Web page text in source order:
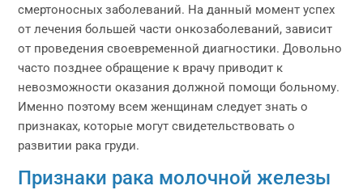
смертоносных заболеваний. На данный момент успех
от лечения большей части онкозаболеваний, зависит
от проведения своевременной диагностики. Довольно
часто позднее обращение к врачу приводит к
невозможности оказания должной помощи больному.
Именно поэтому всем женщинам следует знать о
признаках, которые могут свидетельствовать о
развитии рака груди.
Признаки рака молочной железы